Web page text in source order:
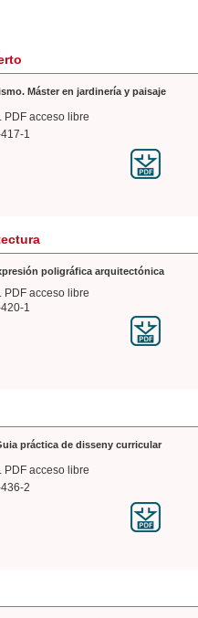
Máster en jardinería y paisaje
PDF acceso libre
1
poligráfica arquitectónica
PDF acceso libre
1
práctica de disseny curricular
PDF acceso libre
2